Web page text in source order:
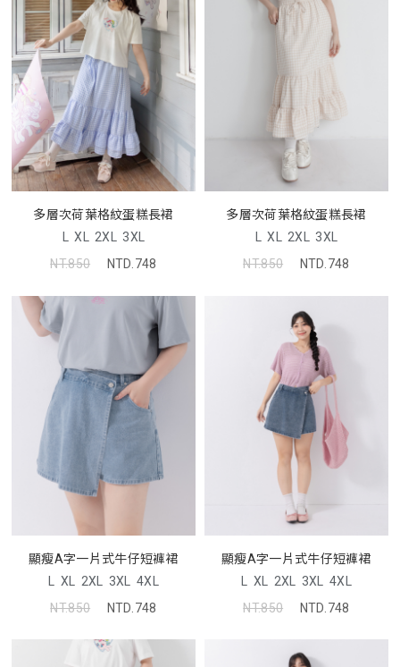
多層次荷葉格紋蛋糕長裙
L XL 2XL 3XL
NT.850
NTD.748
多層次荷葉格紋蛋糕長裙
L XL 2XL 3XL
NT.850
NTD.748
顯瘦A字一片式牛仔短褲裙
L XL 2XL 3XL 4XL
NT.850
NTD.748
顯瘦A字一片式牛仔短褲裙
L XL 2XL 3XL 4XL
NT.850
NTD.748